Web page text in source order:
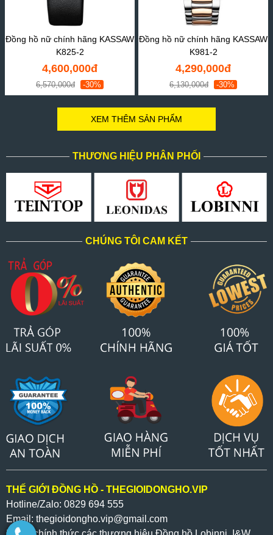
Đồng hồ nữ chính hãng KASSAW
K825-2
4,600,000đ
6,570,000đ -30%
Đồng hồ nữ chính hãng KASSAW
K981-2
4,290,000đ
6,130,000đ -30%
XEM THÊM SẢN PHẨM
THƯƠNG HIỆU PHÂN PHỐI
CHÚNG TÔI CAM KẾT
THẾ GIỚI ĐỒNG HỒ - THEGIOIDONGHO.VIP
Hotline/Zalo: 0829 694 555
Email: thegioidongho.vip@gmail.com